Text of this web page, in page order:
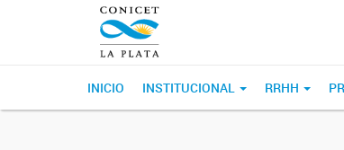
INICIO INSTITUCIONAL RRHH